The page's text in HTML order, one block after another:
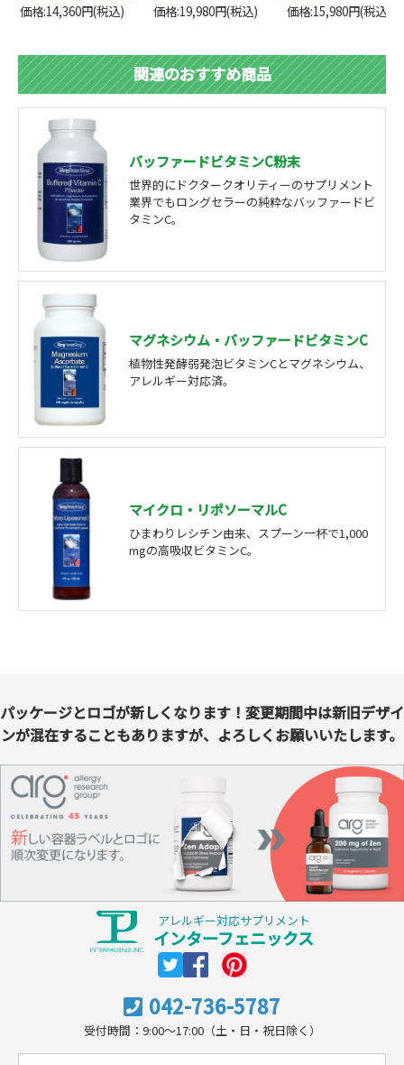
価格:14,360円(税込)
価格:19,980円(税込)
価格:15,980円(税込)
関連のおすすめ商品
バッファードビタミンC粉末
世界的にドクタークオリティーのサプリメント
業界でもロングセラーの純粋なバッファードビ
タミンC。
マグネシウム・バッファードビタミンC
植物性発酵弱発泡ビタミンCとマグネシウム、
アレルギー対応済。
マイクロ・リポソーマルC
ひまわりレシチン由来、スプーン一杯で1,000
mgの高吸収ビタミンC。
パッケージとロゴが新しくなります！変更期間中は新旧デザイ
ンが混在することもありますが、よろしくお願いいたします。
アレルギー対応サプリメント
インターフェニックス
042-736-5787
受付時間：9:00～17:00（土・日・祝日除く）